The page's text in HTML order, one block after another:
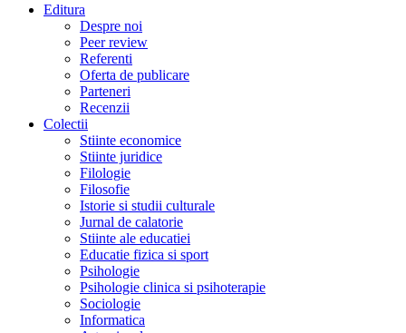
Editura
Despre noi
Peer review
Referenti
Oferta de publicare
Parteneri
Recenzii
Colectii
Stiinte economice
Stiinte juridice
Filologie
Filosofie
Istorie si studii culturale
Jurnal de calatorie
Stiinte ale educatiei
Educatie fizica si sport
Psihologie
Psihologie clinica si psihoterapie
Sociologie
Informatica